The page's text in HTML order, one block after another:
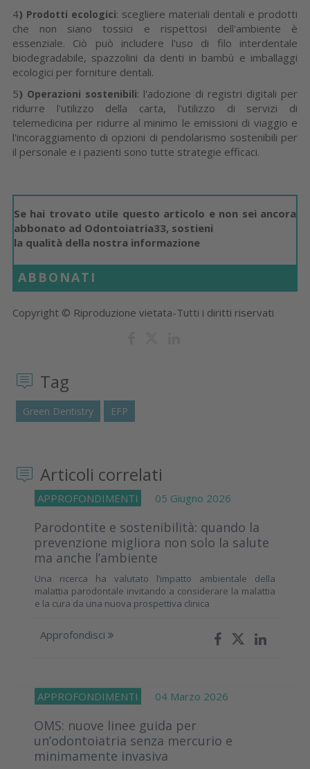
4) Prodotti ecologici: scegliere materiali dentali e prodotti
che non siano tossici e rispettosi dell'ambiente è
essenziale. Ciò può includere l'uso di filo interdentale
biodegradabile, spazzolini da denti in bambù e imballaggi
ecologici per forniture dentali.
5) Operazioni sostenibili: l'adozione di registri digitali per
ridurre l'utilizzo della carta, l'utilizzo di servizi di
telemedicina per ridurre al minimo le emissioni di viaggio e
l'incoraggiamento di opzioni di pendolarismo sostenibili per
il personale e i pazienti sono tutte strategie efficaci.
Se hai trovato utile questo articolo e non sei ancora
abbonato ad Odontoiatria33, sostieni
la qualità della nostra informazione
ABBONATI
Copyright © Riproduzione vietata-Tutti i diritti riservati
Tag
Green Dentistry EFP
Articoli correlati
APPROFONDIMENTI 05 Giugno 2026
Parodontite e sostenibilità: quando la
prevenzione migliora non solo la salute
ma anche l’ambiente
Una ricerca ha valutato l’impatto ambientale della
malattia parodontale invitando a considerare la malattia
e la cura da una nuova prospettiva clinica
Approfondisci
APPROFONDIMENTI 04 Marzo 2026
OMS: nuove linee guida per
un’odontoiatria senza mercurio e
minimamente invasiva